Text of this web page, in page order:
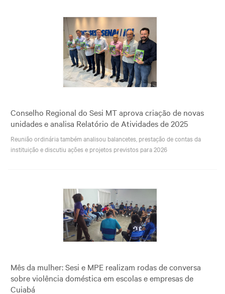
Conselho Regional do Sesi MT aprova criação de novas
unidades e analisa Relatório de Atividades de 2025
Reunião ordinária também analisou balancetes, prestação de contas da
instituição e discutiu ações e projetos previstos para 2026
Mês da mulher: Sesi e MPE realizam rodas de conversa
sobre violência doméstica em escolas e empresas de
Cuiabá